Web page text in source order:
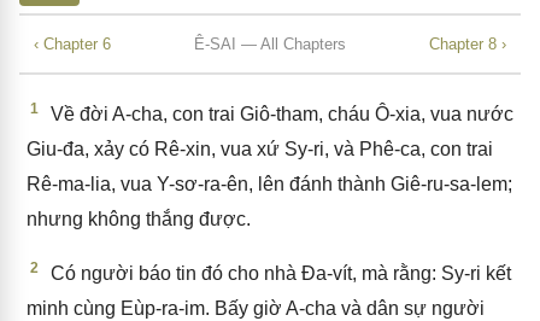
‹ Chapter 6 Ê-SAI — All Chapters Chapter 8 ›
1
Về đời A-cha, con trai Giô-tham, cháu Ô-xia, vua nước
Giu-đa, xảy có Rê-xin, vua xứ Sy-ri, và Phê-ca, con trai
Rê-ma-lia, vua Y-sơ-ra-ên, lên đánh thành Giê-ru-sa-lem;
nhưng không thắng được.
2
Có người báo tin đó cho nhà Đa-vít, mà rằng: Sy-ri kết
minh cùng Eùp-ra-im. Bấy giờ A-cha và dân sự người